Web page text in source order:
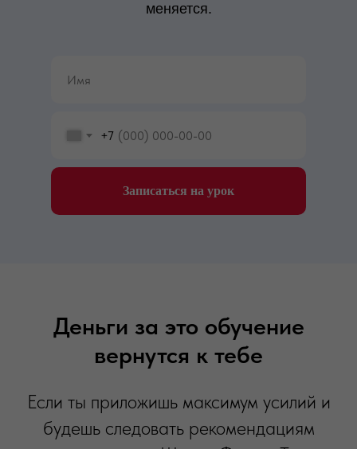
+7
Записаться на урок
меняется.
Деньги за это обучение
вернутся к тебе
Если ты приложишь максимум усилий и
будешь следовать рекомендациям